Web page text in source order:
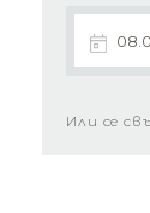
Или се